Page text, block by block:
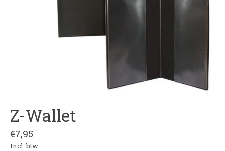
Z-Wallet
€7,95
Incl. btw